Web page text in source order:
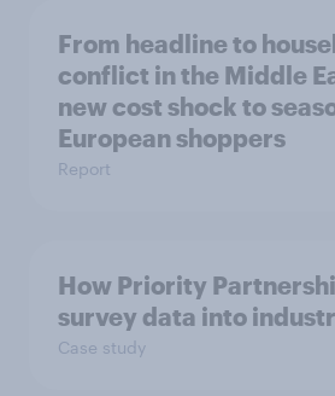
From headline to
conflict in the Middle
new cost shock to
European shoppers
Report
How Priority
survey data into
Case study